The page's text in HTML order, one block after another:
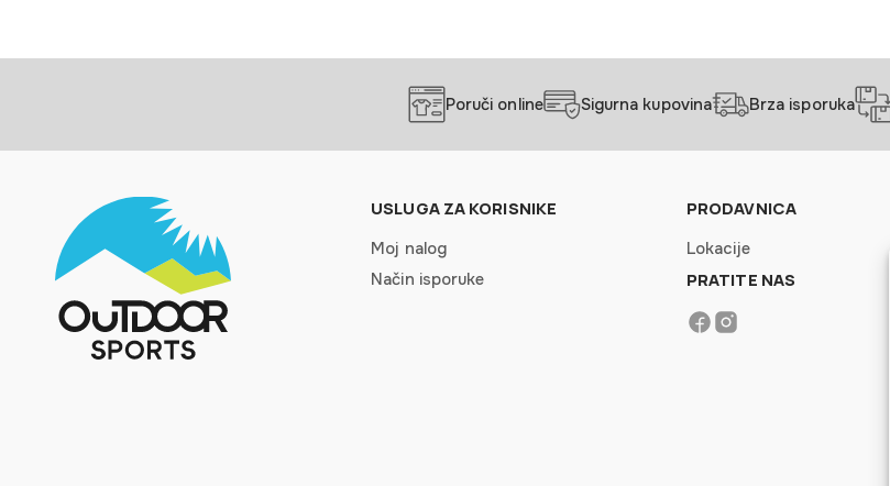
Poruči online Sigurna kupovina Brza isporuka
USLUGA ZA KORISNIKE
Moj nalog
Način isporuke
PRODAVNICA
Lokacije
PRATITE NAS